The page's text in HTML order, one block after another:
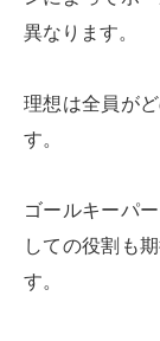
異なります。
理想は全員が
す。
ゴールキーパ
しての役割も
す。